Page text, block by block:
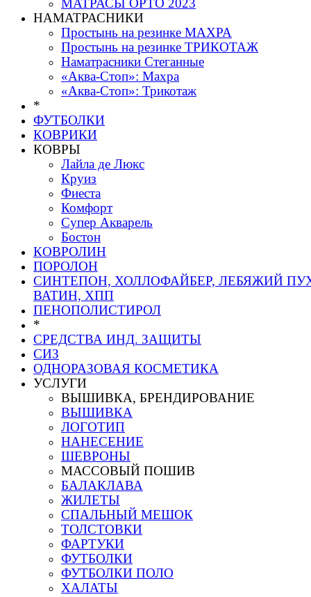
МАТРАСЫ ОРТО 2023
НАМАТРАСНИКИ
Простынь на резинке МАХРА
Простынь на резинке ТРИКОТАЖ
Наматрасники Стеганные
«Аква-Стоп»: Махра
«Аква-Стоп»: Трикотаж
*
ФУТБОЛКИ
КОВРИКИ
КОВРЫ
Лайла де Люкс
Круиз
Фиеста
Комфорт
Супер Акварель
Бостон
КОВРОЛИН
ПОРОЛОН
СИНТЕПОН, ХОЛЛОФАЙБЕР, ЛЕБЯЖИЙ
ВАТИН, ХПП
ПЕНОПОЛИСТИРОЛ
*
СРЕДСТВА ИНД. ЗАЩИТЫ
СИЗ
ОДНОРАЗОВАЯ КОСМЕТИКА
УСЛУГИ
ВЫШИВКА, БРЕНДИРОВАНИЕ
ВЫШИВКА
ЛОГОТИП
НАНЕСЕНИЕ
ШЕВРОНЫ
МАССОВЫЙ ПОШИВ
БАЛАКЛАВА
ЖИЛЕТЫ
СПАЛЬНЫЙ МЕШОК
ТОЛСТОВКИ
ФАРТУКИ
ФУТБОЛКИ
ФУТБОЛКИ ПОЛО
ХАЛАТЫ